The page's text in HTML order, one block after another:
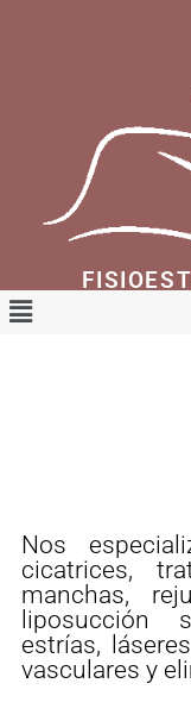
Nos
cicatrices,
manchas,
liposucción
estrías,
vasculares y